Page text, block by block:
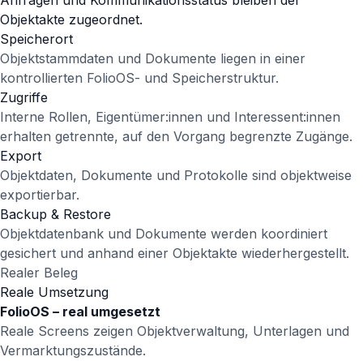
Objektakte zugeordnet.
Speicherort
Objektstammdaten und Dokumente liegen in einer
kontrollierten FolioOS- und Speicherstruktur.
Zugriffe
Interne Rollen, Eigentümer:innen und Interessent:innen
erhalten getrennte, auf den Vorgang begrenzte Zugänge.
Export
Objektdaten, Dokumente und Protokolle sind objektweise
exportierbar.
Backup & Restore
Objektdatenbank und Dokumente werden koordiniert
gesichert und anhand einer Objektakte wiederhergestellt.
Realer Beleg
Reale Umsetzung
FolioOS – real umgesetzt
Reale Screens zeigen Objektverwaltung, Unterlagen und
Vermarktungszustände.